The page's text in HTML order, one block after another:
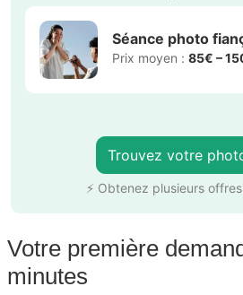
Séance photo
Prix moyen : 85€ –
Trouvez votre
⚡ Obtenez plusieurs
Votre première
minutes